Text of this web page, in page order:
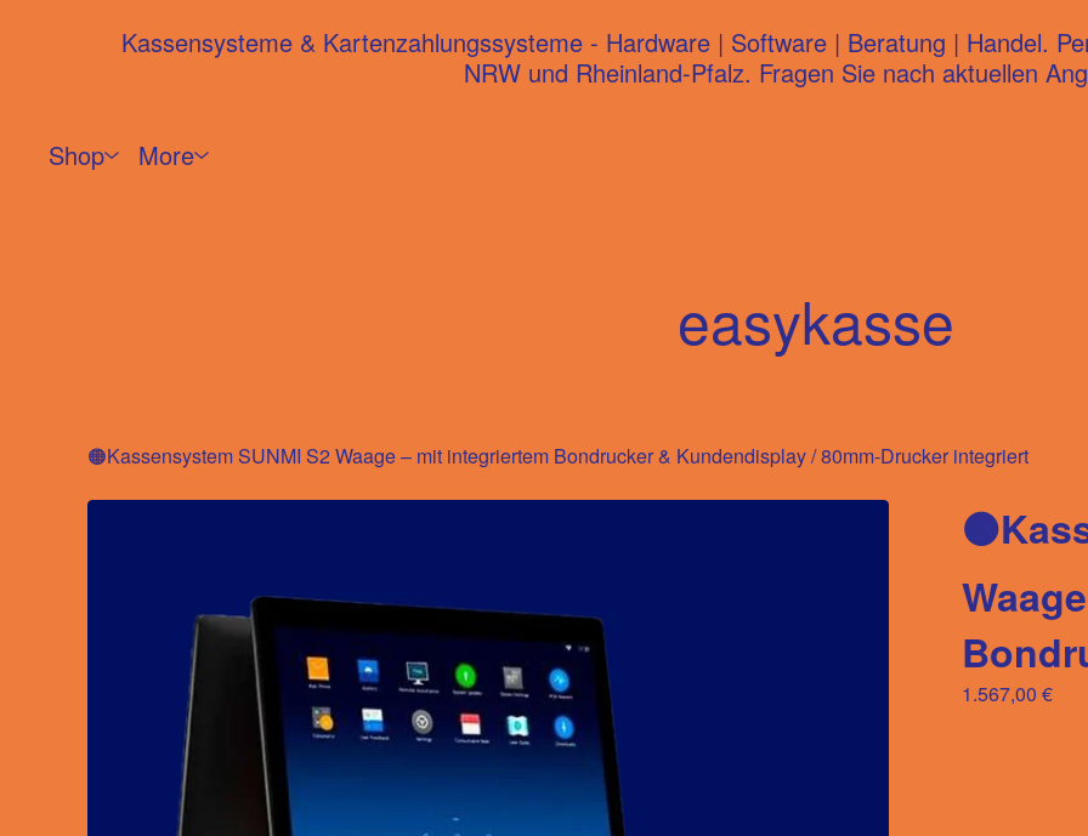
Kassensysteme & Kartenzahlungssysteme - Hardware | Software | Beratung | Handel.
NRW und Rheinland-Pfalz. Fragen Sie nach aktuellen
Shop More
easykasse
🟠Kassensystem SUNMI S2 Waage – mit integriertem Bondrucker & Kundendisplay/80mm-Drucker integriert
1.567,00 €